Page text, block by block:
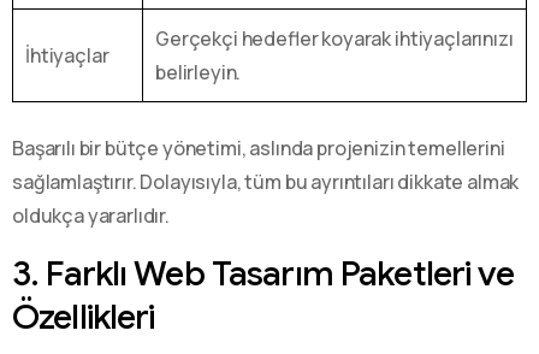
İhtiyaçlar
Gerçekçi hedefler koyarak ihtiyaçlarınızı
belirleyin.
Başarılı bir bütçe yönetimi, aslında projenizin temellerini
sağlamlaştırır. Dolayısıyla, tüm bu ayrıntıları dikkate almak
oldukça yararlıdır.
3. Farklı Web Tasarım Paketleri ve
Özellikleri